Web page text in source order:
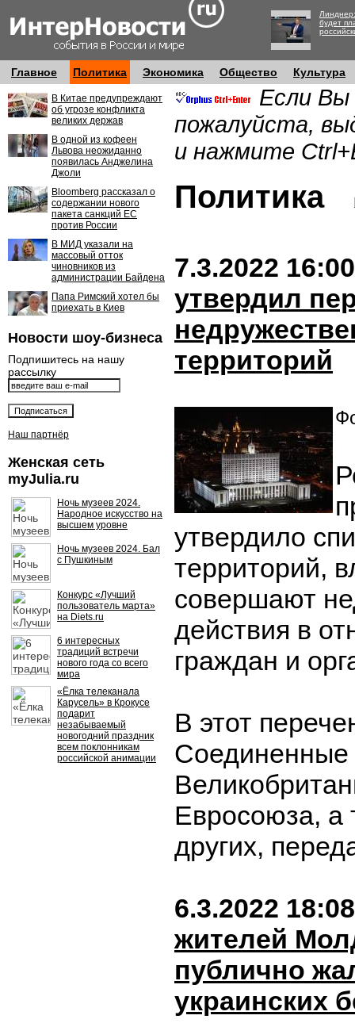
будет
Главное Политика Экономика Общество Культура
В Китае предупреждают
об угрозе конфликта
великих держав
В одной из кофеен
Львова неожиданно
появилась Анджелина
Джоли
Bloomberg рассказал о
содержании нового
пакета санкций ЕС
против России
В МИД указали на
массовый отток
чиновников из
администрации Байдена
Папа Римский хотел бы
приехать в Киев
Новости шоу-бизнеса
Подпишитесь на нашу
рассылку
Наш партнёр
Женская сеть
myJulia.ru
Ночь музеев 2024.
Народное искусство на
высшем уровне
Ночь музеев 2024. Бал
с Пушкиным
Конкурс «Лучший
пользователь марта»
на Diets.ru
6 интересных
традиций встречи
нового года со всего
мира
«Ёлка телеканала
Карусель» в Крокусе
подарит
незабываемый
новогодний праздник
всем поклонникам
российской анимации
Если Вы
пожалуйста,
и нажмите
Политика
7.3.2022 16:00
утвердил
территорий
утвердило
территорий,
совершают
действия в
граждан и
В этот
Евросоюза, а
других,
6.3.2022 18:08
жителей
публично
украинских